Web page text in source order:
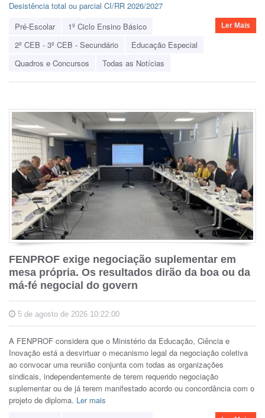
Desistência total ou parcial CI/RR 2026/2027
Pré-Escolar
1º Ciclo Ensino Básico
2º CEB - 3º CEB - Secundário
Educação Especial
Quadros e Concursos
Todas as Notícias
Ler Mais
FENPROF exige negociação suplementar em
mesa própria. Os resultados dirão da boa ou da
má-fé negocial do govern
5 de agosto de 2026 10:22:00
A FENPROF considera que o Ministério da Educação, Ciência e
Inovação está a desvirtuar o mecanismo legal da negociação coletiva
ao convocar uma reunião conjunta com todas as organizações
sindicais, independentemente de terem requerido negociação
suplementar ou de já terem manifestado acordo ou concordância com o
projeto de diploma. Ler mais